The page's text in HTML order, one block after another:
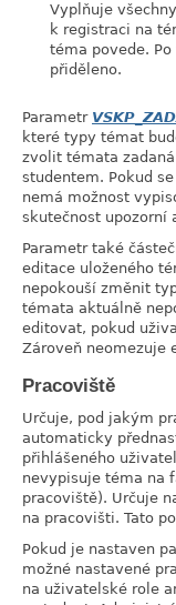
Vyplňuje
k registraci na
téma povede.
přiděleno.
Parametr
které typy témat
zvolit témata
studentem. Pokud
nemá možnost
skutečnost upozorní
Parametr také
editace uloženého
nepokouší změnit
témata aktuálně
editovat, pokud
Zároveň neomezuje
Pracoviště
Určuje, pod jakým
automaticky
přihlášeného
nevypisuje téma na
pracoviště). Určuje
na pracovišti. Tato
Pokud je nastaven
možné nastavené
na uživatelské role